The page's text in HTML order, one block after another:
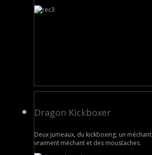
Dragon Kickboxer
Deux jumeaux, du kickboxing, un méchant
vraiment méchant et des moustaches.